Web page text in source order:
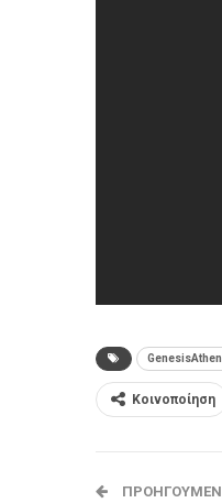
Κοινοποίηση